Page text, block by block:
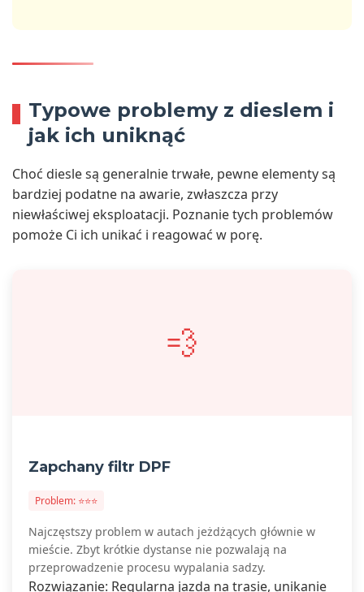
Typowe problemy z dieslem i
jak ich uniknąć
Choć diesle są generalnie trwałe, pewne elementy są
bardziej podatne na awarie, zwłaszcza przy
niewłaściwej eksploatacji. Poznanie tych problemów
pomoże Ci ich unikać i reagować w porę.
💨
Zapchany filtr DPF
Problem: ⭐⭐⭐
Najczęstszy problem w autach jeżdżących głównie w
mieście. Zbyt krótkie dystanse nie pozwalają na
przeprowadzenie procesu wypalania sadzy.
Rozwiązanie: Regularna jazda na trasie, unikanie